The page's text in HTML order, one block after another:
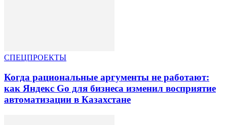
СПЕЦПРОЕКТЫ
Когда рациональные аргументы не работают:
как Яндекс Go для бизнеса изменил восприятие
автоматизации в Казахстане